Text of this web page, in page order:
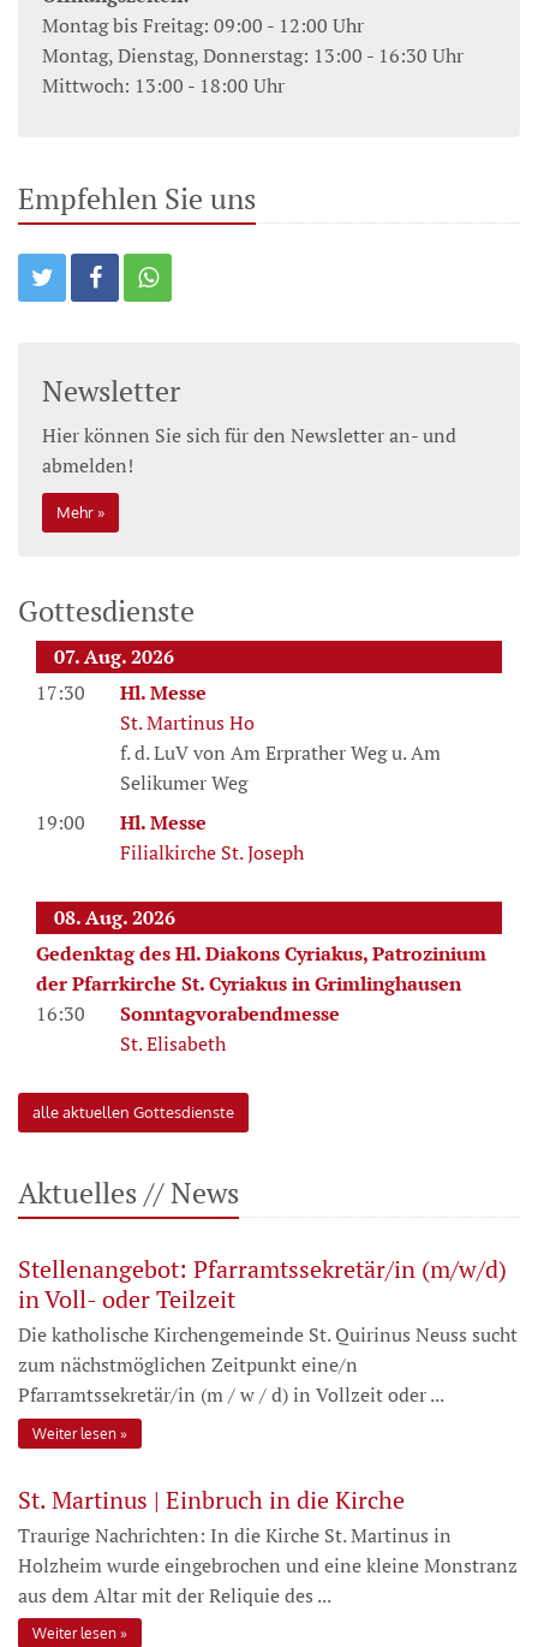
Montag bis Freitag: 09:00 - 12:00 Uhr
Montag, Dienstag, Donnerstag: 13:00 - 16:30 Uhr
Mittwoch: 13:00 - 18:00 Uhr
Empfehlen Sie uns
Newsletter
Hier können Sie sich für den Newsletter an- und
abmelden!
Mehr
Gottesdienste
07. Aug. 2026
17:30
Hl. Messe
St. Martinus Ho
f. d. LuV von Am Erprather Weg u. Am
Selikumer Weg
19:00
Hl. Messe
Filialkirche St. Joseph
08. Aug. 2026
Gedenktag des Hl. Diakons Cyriakus, Patrozinium
der Pfarrkirche St. Cyriakus in Grimlinghausen
16:30
Sonntagvorabendmesse
St. Elisabeth
alle aktuellen Gottesdienste
Aktuelles // News
Stellenangebot: Pfarramtssekretär/in (m/w/d)
in Voll- oder Teilzeit
Die katholische Kirchengemeinde St. Quirinus Neuss sucht
zum nächstmöglichen Zeitpunkt eine/n
Pfarramtssekretär/in (m / w / d) in Vollzeit oder ...
Weiter lesen
St. Martinus | Einbruch in die Kirche
Traurige Nachrichten: In die Kirche St. Martinus in
Holzheim wurde eingebrochen und eine kleine Monstranz
aus dem Altar mit der Reliquie des ...
Weiter lesen